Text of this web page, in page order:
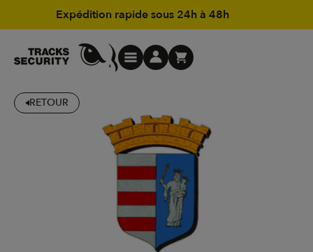
Expédition rapide sous 24h à 48h
RETOUR